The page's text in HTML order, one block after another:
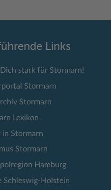
Links
stark für Stormarn!
Stormarn
Stormarn
Lexikon
in Stormarn
Stormarn
Hamburg
Schleswig-Holstein